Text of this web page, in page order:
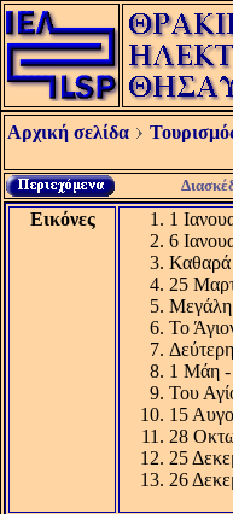
Αρχική σελίδα
Εικόνες
1
6
Καθαρά
25
Το
1 Μάη -
Του
15
28
25
26